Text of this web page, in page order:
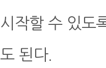
시작할 수 있도
도 된다.